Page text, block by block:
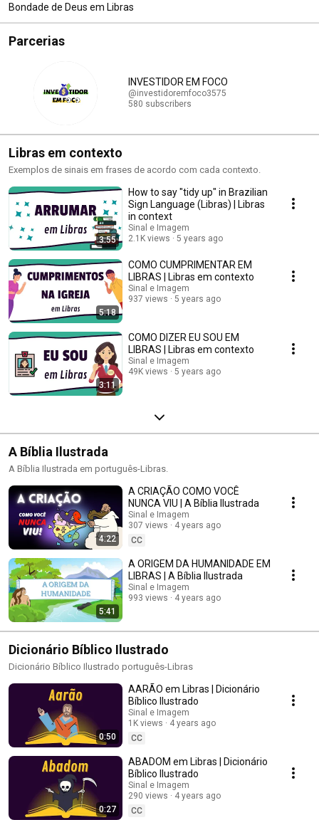
Bondade de Deus em Libras
Parcerias
INVESTIDOR EM FOCO
@investidoremfoco3575
580 subscribers
Libras em contexto
Exemplos de sinais em frases de acordo com cada contexto.
3:55
How to say "tidy up" in Brazilian
Sign Language (Libras) | Libras
in context
Sinal e Imagem
2.1K views
5 years ago
5:18
COMO CUMPRIMENTAR EM
LIBRAS | Libras em contexto
Sinal e Imagem
937 views
5 years ago
3:11
COMO DIZER EU SOU EM
LIBRAS | Libras em contexto
Sinal e Imagem
49K views
5 years ago
A Bíblia Ilustrada
A Bíblia Ilustrada em português-Libras.
4:22
A CRIAÇÃO COMO VOCÊ
NUNCA VIU | A Bíblia Ilustrada
Sinal e Imagem
307 views
4 years ago
CC
5:41
A ORIGEM DA HUMANIDADE EM
LIBRAS | A Bíblia Ilustrada
Sinal e Imagem
993 views
4 years ago
Dicionário Bíblico Ilustrado
Dicionário Bíblico Ilustrado português-Libras
0:50
AARÃO em Libras | Dicionário
Bíblico Ilustrado
Sinal e Imagem
1K views
4 years ago
CC
0:27
ABADOM em Libras | Dicionário
Bíblico Ilustrado
Sinal e Imagem
290 views
4 years ago
CC